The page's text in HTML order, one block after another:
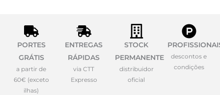
PORTES
GRÁTIS
a partir de
60€ (exceto
ilhas)
ENTREGAS
RÁPIDAS
via CTT
Expresso
STOCK
PERMANENTE
distribuidor
oficial
descontos e
condições